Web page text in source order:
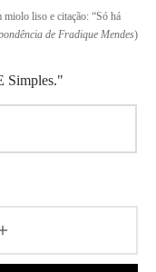
liso e citação: “Só há
de Fradique Mendes)
Simples."